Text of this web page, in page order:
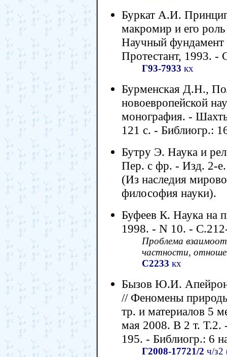
Буркат А.И.
макромир и его
Научный фундамент
Протестант, 1993. -
Г93-7933 кх
Бурменская Д.Н.,
новоевропейской
монография. -
121 с. - Библиогр.:
Бутру Э. Наука и
Пер. с фр. - Изд. 2-
(Из наследия
философия науки).
Буфеев К. Наука на
1998. - N 10. -
Проблема
частности,
С2233 кх
Бызов Ю.И. Апейрон
// Феномены
тр. и материалов 5
мая 2008. В 2 т. Т.2.
195. - Библиогр.: 6
Г2008-17721/2 ч/